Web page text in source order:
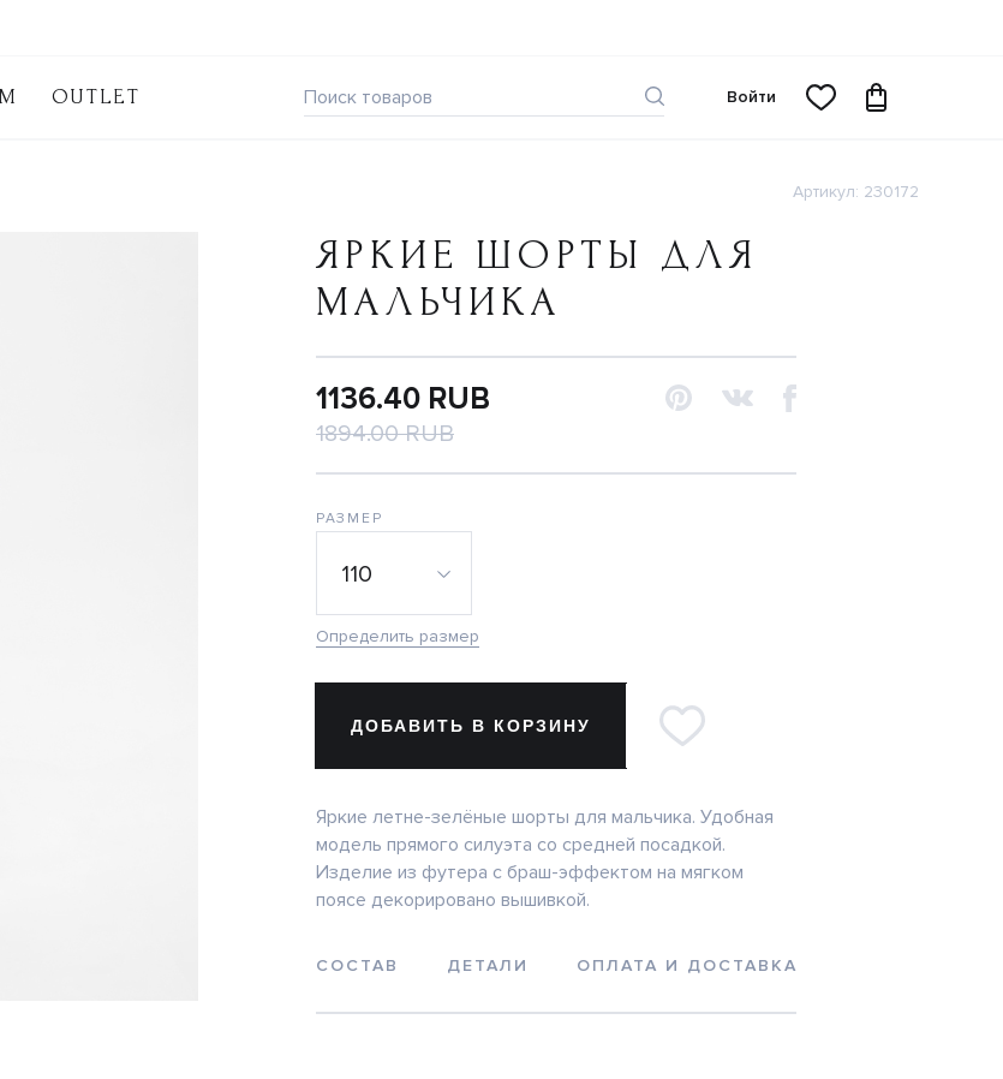
OUTLET Войти
Артикул: 230172
ЯРКИЕ ШОРТЫ ДЛЯ
МАЛЬЧИКА
1136.40 RUB
1894.00 RUB
РАЗМЕР
110
Определить размер
ДОБАВИТЬ В КОРЗИНУ
Яркие летне-зелёные шорты для мальчика. Удобная
модель прямого силуэта со средней посадкой.
Изделие из футера с браш-эффектом на мягком
поясе декорировано вышивкой.
СОСТАВ ДЕТАЛИ ОПЛАТА И ДОСТАВКА